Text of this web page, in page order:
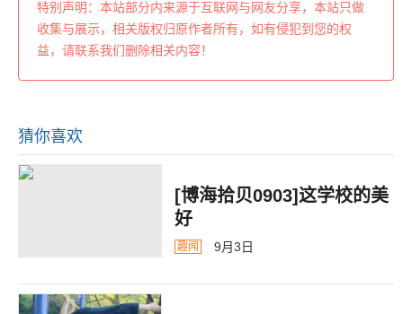
特别声明：本站部分内来源于互联网与网友分享，本站只做
收集与展示，相关版权归原作者所有，如有侵犯到您的权
益，请联系我们删除相关内容！
猜你喜欢
[博海拾贝0903]这学校的美
好
趣闻 9月3日